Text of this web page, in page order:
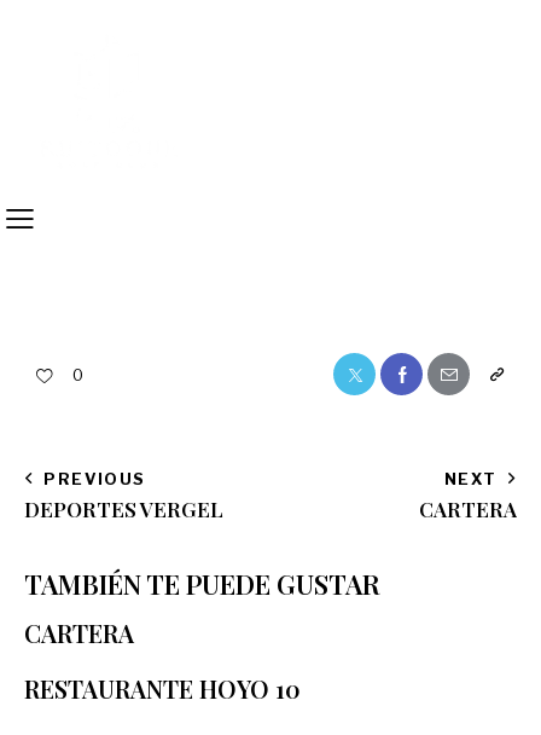
0
PREVIOUS
DEPORTES VERGEL
NEXT
CARTERA
TAMBIÉN TE PUEDE GUSTAR
CARTERA
RESTAURANTE HOYO 10